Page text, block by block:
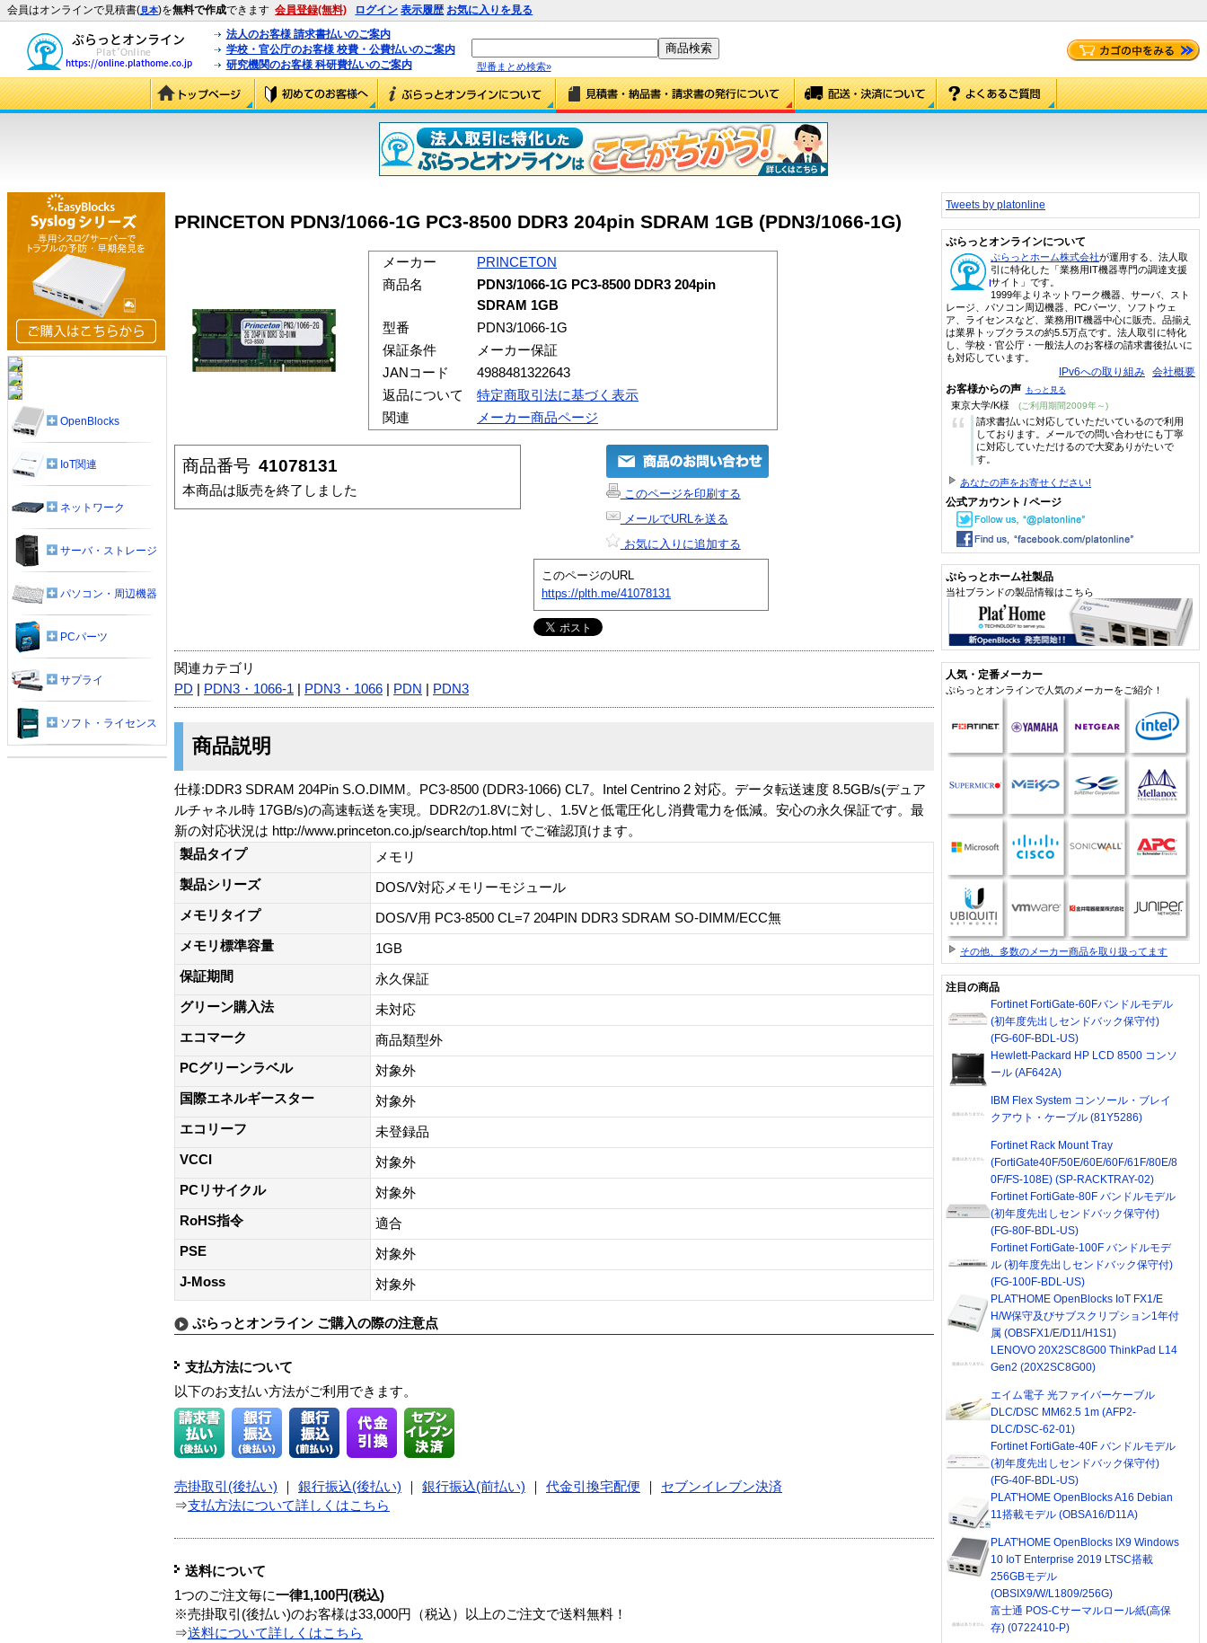
会員はオンラインで見積書(見本)を無料で作成できます 会員登録(無料) ログイン 表示履歴 お気に入りを見る
法人のお客様 請求書払いのご案内
学校・官公庁のお客様 校費・公費払いのご案内
研究機関のお客様 科研費払いのご案内
型番まとめ検索»
PRINCETON PDN3/1066-1G PC3-8500 DDR3 204pin SDRAM 1GB (PDN3/1066-1G)
メーカー
PRINCETON
商品名
PDN3/1066-1G PC3-8500 DDR3 204pin
SDRAM 1GB
型番
PDN3/1066-1G
保証条件
メーカー保証
JANコード
4988481322643
返品について
特定商取引法に基づく表示
関連
メーカー商品ページ
商品番号 41078131
本商品は販売を終了しました
このページを印刷する
メールでURLを送る
お気に入りに追加する
このページのURL
https://plth.me/41078131
関連カテゴリ
PD
PDN3・1066-1 PDN3・1066 PDN PDN3
商品説明
仕様:DDR3 SDRAM 204Pin S.O.DIMM。PC3-8500 (DDR3-1066) CL7。Intel Centrino 2 対応。データ転送速度 8.5GB/s(デュア
ルチャネル時 17GB/s)の高速転送を実現。DDR2の1.8Vに対し、1.5Vと低電圧化し消費電力を低減。安心の永久保証です。最
新の対応状況は http://www.princeton.co.jp/search/top.html でご確認頂けます。
製品タイプ
メモリ
製品シリーズ
DOS/V対応メモリーモジュール
メモリタイプ
DOS/V用 PC3-8500 CL=7 204PIN DDR3 SDRAM SO-DIMM/ECC無
メモリ標準容量
1GB
保証期間
永久保証
グリーン購入法
未対応
エコマーク
商品類型外
PCグリーンラベル
対象外
国際エネルギースター
対象外
エコリーフ
未登録品
VCCI
対象外
PCリサイクル
対象外
RoHS指令
適合
PSE
対象外
J-Moss
対象外
ぷらっとオンライン ご購入の際の注意点
支払方法について
以下のお支払い方法がご利用できます。
売掛取引(後払い) 銀行振込(後払い) 銀行振込(前払い) 代金引換宅配便
セブンイレブン決済
⇒支払方法について詳しくはこちら
送料について
1つのご注文毎に一律1,100円(税込)
※売掛取引(後払い)のお客様は33,000円（税込）以上のご注文で送料無料！
⇒送料について詳しくはこちら
OpenBlocks
IoT関連
ネットワーク
サーバ・ストレージ
パソコン・周辺機器
PCパーツ
サプライ
ソフト・ライセンス
Tweets by platonline
ぷらっとオンラインについて
ぷらっとホーム株式会社が運用する、法人取
引に特化した「業務用IT機器専門の調達支援
サイト」です。
1999年よりネットワーク機器、サーバ、スト
レージ、パソコン周辺機器、PCパーツ、ソフトウェ
ア、ライセンスなど、業務用IT機器中心に販売。品揃え
は業界トップクラスの約5.5万点です。法人取引に特化
し、学校・官公庁・一般法人のお客様の請求書後払いに
も対応しています。
IPv6への取り組み 会社概要
お客様からの声 もっと見る
東京大学/K様 (ご利用期間2009年～)
“
請求書払いに対応していただいているので利用
しております。メールでの問い合わせにも丁寧
に対応していただけるので大変ありがたいで
す。
あなたの声をお寄せください!
公式アカウント / ページ
ぷらっとホーム社製品
当社ブランドの製品情報はこちら
人気・定番メーカー
ぷらっとオンラインで人気のメーカーをご紹介！
その他、多数のメーカー商品を取り扱ってます
注目の商品
Fortinet FortiGate-60Fバンドルモデル
(初年度先出しセンドバック保守付)
(FG-60F-BDL-US)
Hewlett-Packard HP LCD 8500 コンソ
ール (AF642A)
IBM Flex System コンソール・ブレイ
クアウト・ケーブル (81Y5286)
Fortinet Rack Mount Tray
(FortiGate40F/50E/60E/60F/61F/80E/8
0F/FS-108E) (SP-RACKTRAY-02)
Fortinet FortiGate-80F バンドルモデル
(初年度先出しセンドバック保守付)
(FG-80F-BDL-US)
Fortinet FortiGate-100F バンドルモデ
ル (初年度先出しセンドバック保守付)
(FG-100F-BDL-US)
PLAT'HOME OpenBlocks IoT FX1/E
H/W保守及びサブスクリプション1年付
属 (OBSFX1/E/D11/H1S1)
LENOVO 20X2SC8G00 ThinkPad L14
Gen2 (20X2SC8G00)
エイム電子 光ファイバーケーブル
DLC/DSC MM62.5 1m (AFP2-
DLC/DSC-62-01)
Fortinet FortiGate-40F バンドルモデル
(初年度先出しセンドバック保守付)
(FG-40F-BDL-US)
PLAT'HOME OpenBlocks A16 Debian
11搭載モデル (OBSA16/D11A)
PLAT'HOME OpenBlocks IX9 Windows
10 IoT Enterprise 2019 LTSC搭載
256GBモデル
(OBSIX9/W/L1809/256G)
富士通 POS-Cサーマルロール紙(高保
存) (0722410-P)